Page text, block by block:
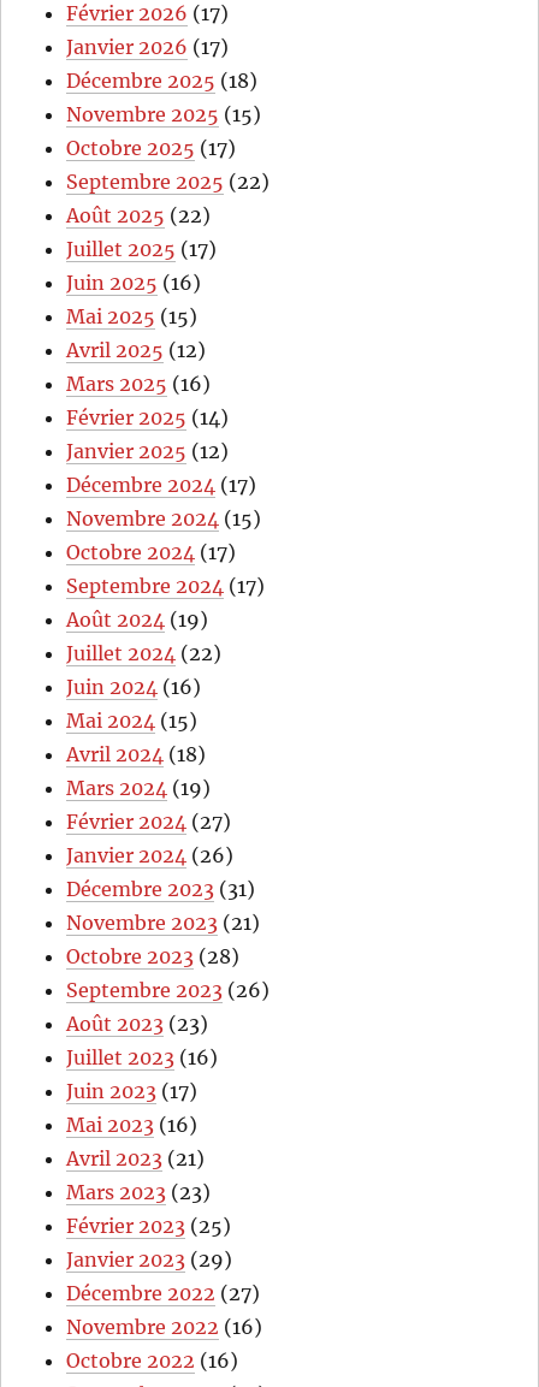
Février 2026 (17)
Janvier 2026 (17)
Décembre 2025 (18)
Novembre 2025 (15)
Octobre 2025 (17)
Septembre 2025 (22)
Août 2025 (22)
Juillet 2025 (17)
Juin 2025 (16)
Mai 2025 (15)
Avril 2025 (12)
Mars 2025 (16)
Février 2025 (14)
Janvier 2025 (12)
Décembre 2024 (17)
Novembre 2024 (15)
Octobre 2024 (17)
Septembre 2024 (17)
Août 2024 (19)
Juillet 2024 (22)
Juin 2024 (16)
Mai 2024 (15)
Avril 2024 (18)
Mars 2024 (19)
Février 2024 (27)
Janvier 2024 (26)
Décembre 2023 (31)
Novembre 2023 (21)
Octobre 2023 (28)
Septembre 2023 (26)
Août 2023 (23)
Juillet 2023 (16)
Juin 2023 (17)
Mai 2023 (16)
Avril 2023 (21)
Mars 2023 (23)
Février 2023 (25)
Janvier 2023 (29)
Décembre 2022 (27)
Novembre 2022 (16)
Octobre 2022 (16)